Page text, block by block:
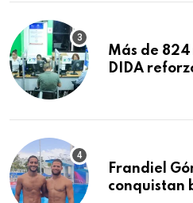
Macorís
Más de
DIDA
Frandiel
conquistan